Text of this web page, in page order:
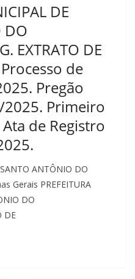
DE
DO
EXTRATO DE
de
Pregão
2025. Primeiro
de Registro
ANTÔNIO DO
Gerais PREFEITURA
DO
DE